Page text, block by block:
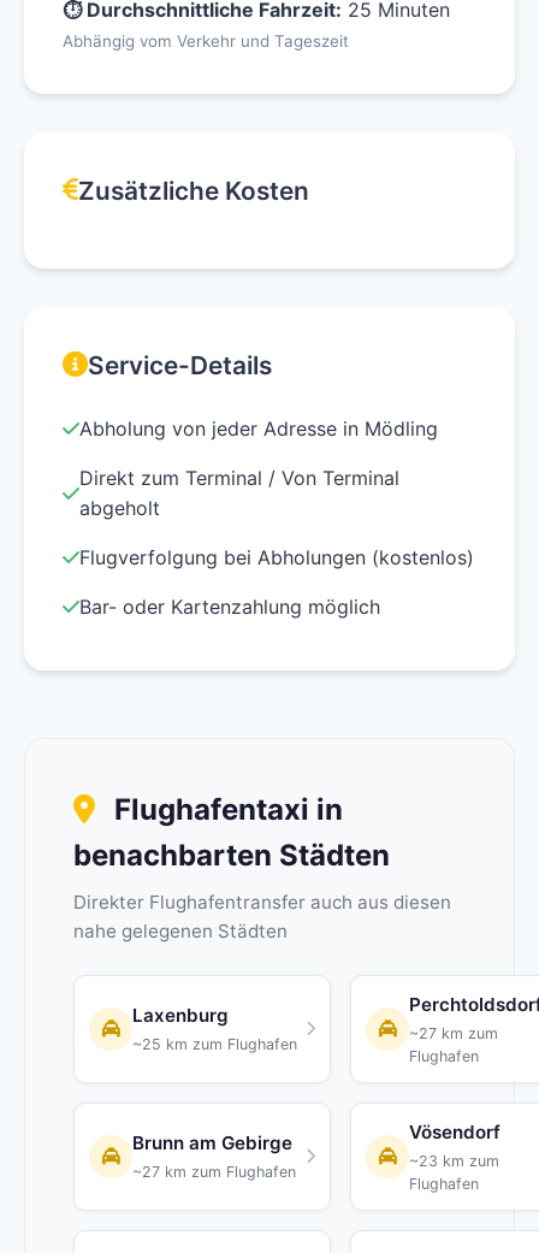
⏱ Durchschnittliche Fahrzeit: 25 Minuten
Abhängig vom Verkehr und Tageszeit
Zusätzliche Kosten
Service-Details
Abholung von jeder Adresse in Mödling
Direkt zum Terminal / Von Terminal
abgeholt
Flugverfolgung bei Abholungen (kostenlos)
Bar- oder Kartenzahlung möglich
Flughafentaxi in
benachbarten Städten
Direkter Flughafentransfer auch aus diesen
nahe gelegenen Städten
Laxenburg
~25 km zum Flughafen
~27 km zum
Flughafen
Brunn am Gebirge
~27 km zum Flughafen
Vösendorf
~23 km zum
Flughafen